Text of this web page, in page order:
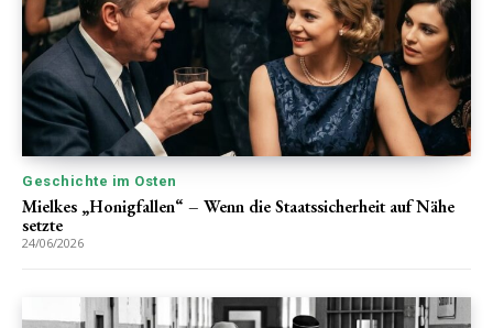
Geschichte im Osten
Mielkes „Honigfallen“ – Wenn die Staatssicherheit auf Nähe
setzte
24/06/2026